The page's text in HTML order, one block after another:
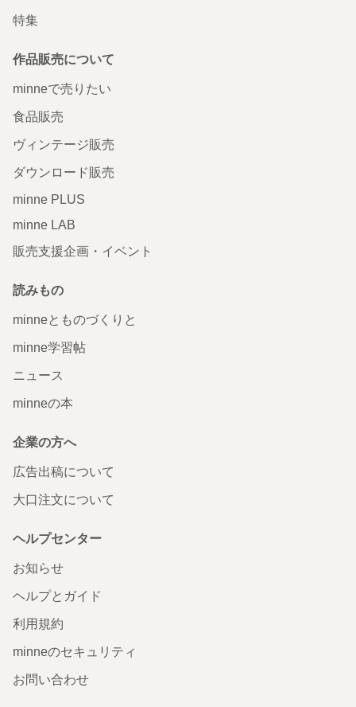
特集
作品販売について
minneで売りたい
食品販売
ヴィンテージ販売
ダウンロード販売
minne PLUS
minne LAB
販売支援企画・イベント
読みもの
minneとものづくりと
minne学習帖
ニュース
minneの本
企業の方へ
広告出稿について
大口注文について
ヘルプセンター
お知らせ
ヘルプとガイド
利用規約
minneのセキュリティ
お問い合わせ